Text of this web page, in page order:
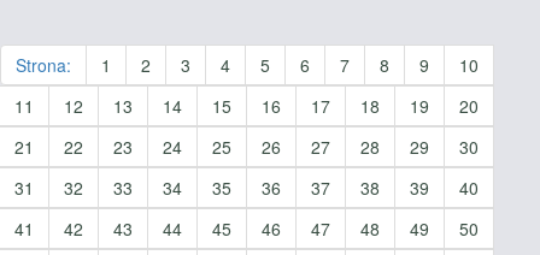
Strona: 1 2 3 4 5 6 7 8 9
10
11
12 13 14 15 16 17 18 19
20
21
22 23 24 25 26 27 28 29
30
31
32 33 34 35 36 37 38 39
40
41
42 43 44 45 46 47 48 49
50